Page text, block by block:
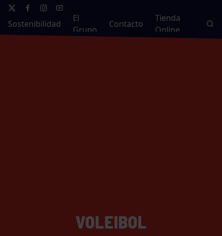
Sostenibilidad
El
Grupo
Contacto
Tienda
Online
VOLEIBOL